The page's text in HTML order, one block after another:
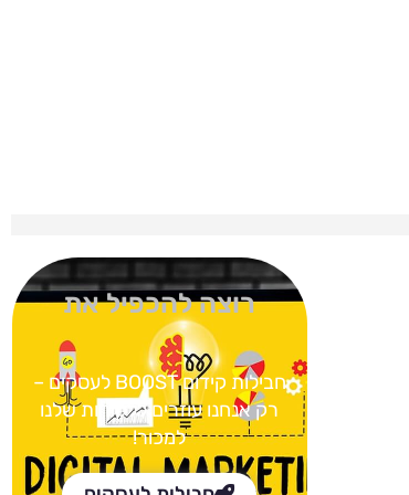
רוצה להכפיל את
חבילות קידום BOOST
לעסקים –
רק אנחנו עוזרים ללקוחות שלנו
למכור!